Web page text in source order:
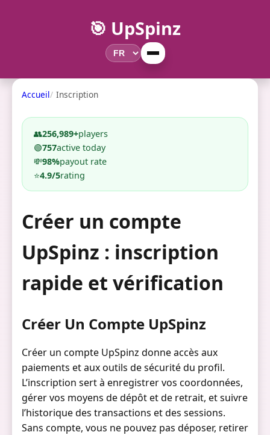
🎯 UpSpinz
Accueil Inscription
👥256,989+players
🟢757active today
💸98%payout rate
⭐4.9/5rating
Créer un compte
UpSpinz : inscription
rapide et vérification
Créer Un Compte UpSpinz
Créer un compte UpSpinz donne accès aux
paiements et aux outils de sécurité du profil.
L’inscription sert à enregistrer vos coordonnées,
gérer vos moyens de dépôt et de retrait, et suivre
l’historique des transactions et des sessions.
Sans compte, vous ne pouvez pas déposer, retirer